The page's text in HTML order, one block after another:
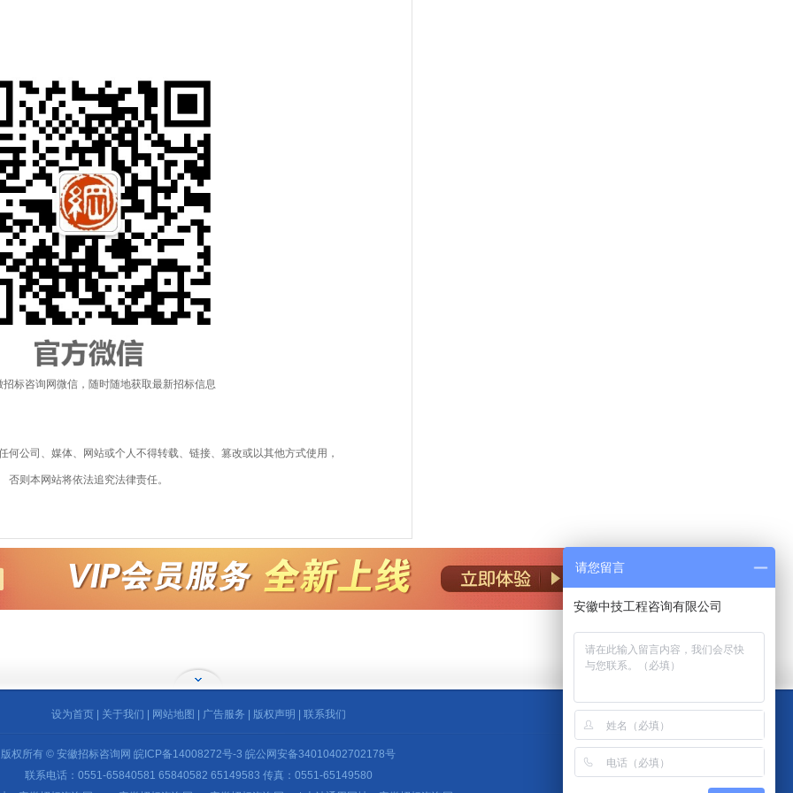
招标咨询网微信，随时随地获取最新招标信息
何公司、媒体、网站或个人不得转载、链接、篡改或以其他方式使用，
否则本网站将依法追究法律责任。
设为首页| 关于我们 网站地图 广告服务 版权声明 联系我们
版权所有 © 安徽招标咨询网 皖ICP备14008272号-3 皖公网安备34010402702178号
联系电话：0551-65840581 65840582 65149583 传真：0551-65149580
请您留言
安徽中技工程咨询有限公司